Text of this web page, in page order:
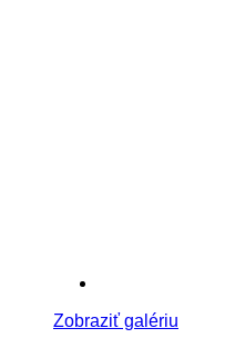
Zobraziť galériu